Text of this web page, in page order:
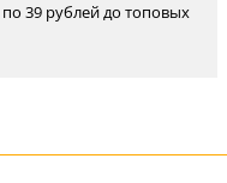
39 рублей до топовых